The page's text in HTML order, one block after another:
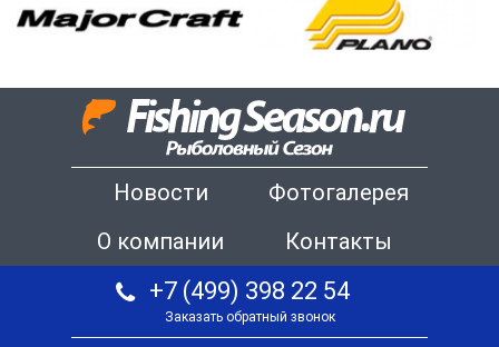
Новости
Фотогалерея
О компании
Контакты
+7 (499) 398 22 54
Заказать обратный звонок